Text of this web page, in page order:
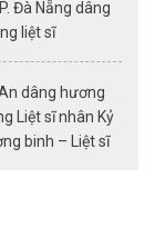
Đà Nẵng dâng
liệt sĩ
dâng hương
Liệt sĩ nhân Kỷ
binh – Liệt sĩ